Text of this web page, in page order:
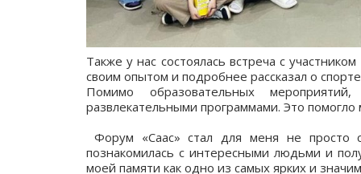
Также у нас состоялась встреча с
своим опытом и подробнее рассказал о
Помимо образовательных
развлекательными программами. Это
Форум «Саас» стал для меня не
познакомилась с интересными людьми и
моей памяти как одно из самых ярких и